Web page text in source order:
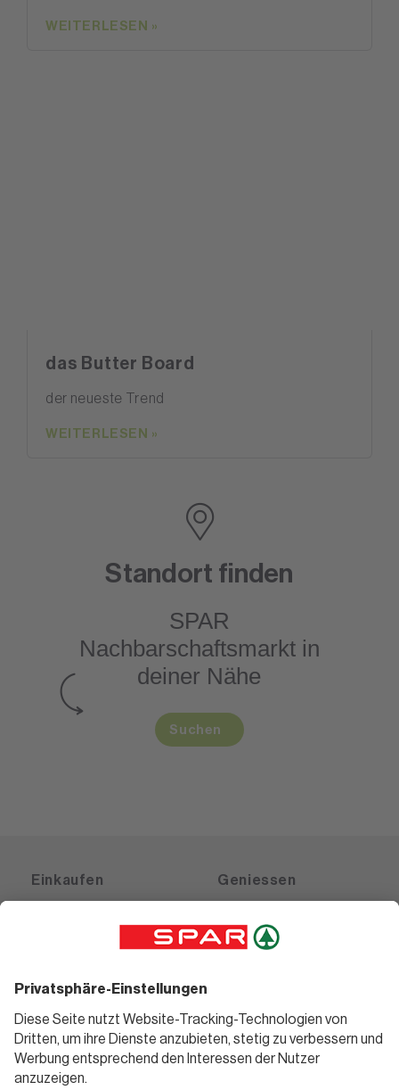
WEITERLESEN »
das Butter Board
der neueste Trend
WEITERLESEN »
Standort finden
SPAR
Nachbarschaftsmarktin
deiner Nähe
Suchen
Einkaufen
Gutscheine
Geniessen
Weinwelt
Bierwelt
Informieren
Teilnahmebedingungen
Folge uns